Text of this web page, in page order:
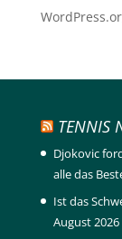
TENNIS
Djokovic
alle das
Ist das
August 2026